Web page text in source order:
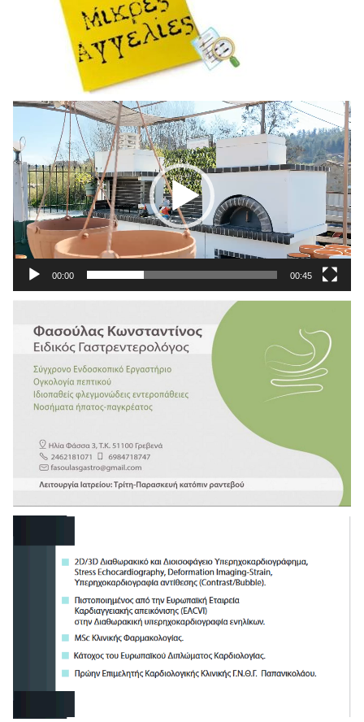
Πρόγραμμα
Αναπαραγωγής
Βίντεο
00:00 00:45